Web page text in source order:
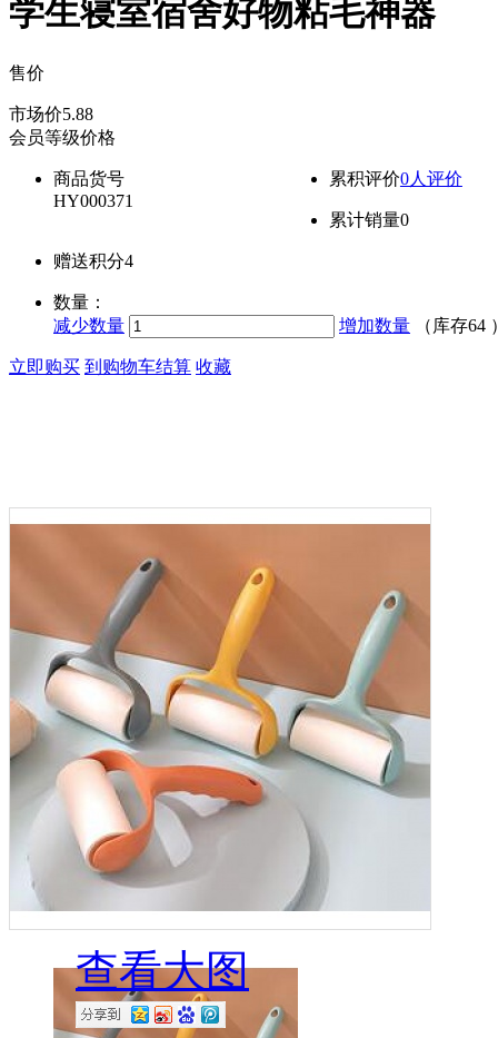
学生寝室宿舍好物粘毛神器
售价
市场价5.88
会员等级价格
商品货号
HY000371
累积评价0人评价
累计销量0
赠送积分4
数量：
减少数量
增加数量 （库存64
立即购买 到购物车结算 收藏
查看大图